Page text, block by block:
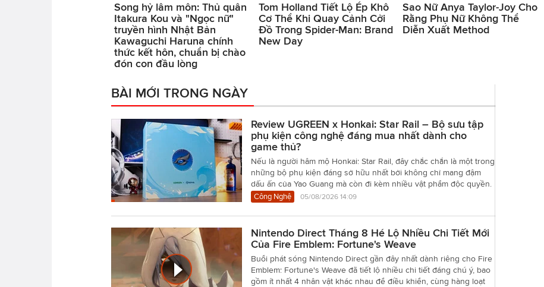
Song hỷ lâm môn: Thủ quân
Itakura Kou và "Ngọc nữ"
truyền hình Nhật Bản
Kawaguchi Haruna chính
thức kết hôn, chuẩn bị chào
đón con đầu lòng
Tom Holland Tiết Lộ Ép Khô
Cơ Thể Khi Quay Cảnh Cởi
Đồ Trong Spider-Man: Brand
New Day
Sao Nữ Anya Taylor-Joy Cho
Rằng Phụ Nữ Không Thể
Diễn Xuất Method
BÀI MỚI TRONG NGÀY
Review UGREEN x Honkai: Star Rail – Bộ sưu tập
phụ kiện công nghệ đáng mua nhất dành cho
game thủ?
Nếu là người hâm mộ Honkai: Star Rail, đây chắc chắn là một trong
những bộ phụ kiện đáng sở hữu nhất bởi không chỉ mang đậm
dấu ấn của Yao Guang mà còn đi kèm nhiều vật phẩm độc quyền.
Công Nghệ
05/08/2026 14:09
Nintendo Direct Tháng 8 Hé Lộ Nhiều Chi Tiết Mới
Của Fire Emblem: Fortune's Weave
Buổi phát sóng Nintendo Direct gần đây nhất dành riêng cho Fire
Emblem: Fortune's Weave đã tiết lộ nhiều chi tiết đáng chú ý, bao
gồm ít nhất 4 nhân vật khác nhau để điều khiển, cùng hàng loạt